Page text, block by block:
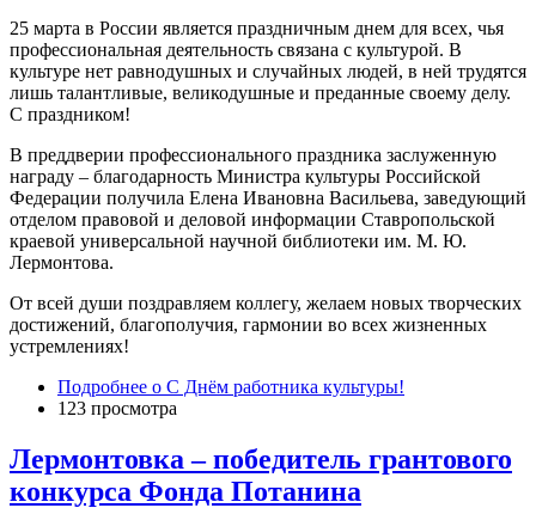
25 марта в России является праздничным днем для всех, чья
профессиональная деятельность связана с культурой. В
культуре нет равнодушных и случайных людей, в ней трудятся
лишь талантливые, великодушные и преданные своему делу.
С праздником!
В преддверии профессионального праздника заслуженную
награду – благодарность Министра культуры Российской
Федерации получила Елена Ивановна Васильева, заведующий
отделом правовой и деловой информации Ставропольской
краевой универсальной научной библиотеки им. М. Ю.
Лермонтова.
От всей души поздравляем коллегу, желаем новых творческих
достижений, благополучия, гармонии во всех жизненных
устремлениях!
Подробнее о С Днём работника культуры!
123 просмотра
Лермонтовка – победитель грантового
конкурса Фонда Потанина